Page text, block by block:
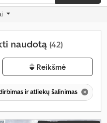
naudotą (42)
Reikšmė
ir atliekų šalinimas